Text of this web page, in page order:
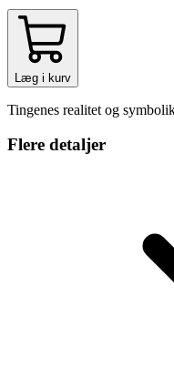
Læg i kurv
Tingenes realitet og
Flere detaljer